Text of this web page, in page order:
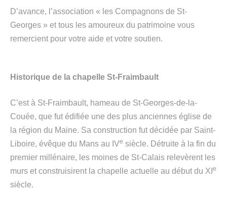
D’avance, l’association « les Compagnons de St-
Georges » et tous les amoureux du patrimoine vous
remercient pour votre aide et votre soutien.
Historique de la chapelle St-Fraimbault
C’est à St-Fraimbault, hameau de St-Georges-de-la-
Couée, que fut édifiée une des plus anciennes église de
la région du Maine. Sa construction fut décidée par Saint-
Liboire, évêque du Mans au IVe siècle. Détruite à la fin du
premier millénaire, les moines de St-Calais relevèrent les
murs et construisirent la chapelle actuelle au début du XI e
siècle.